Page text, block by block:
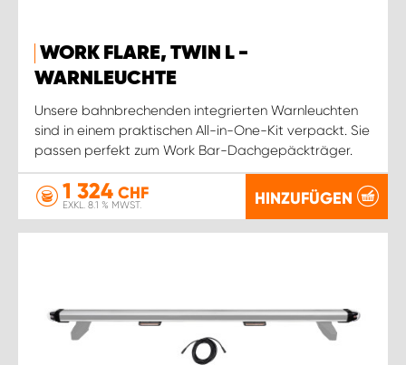
WORK FLARE, TWIN L -
WARNLEUCHTE
Unsere bahnbrechenden integrierten Warnleuchten
sind in einem praktischen All-in-One-Kit verpackt. Sie
passen perfekt zum Work Bar-Dachgepäckträger.
1 324 CHF
EXKL. 8.1 % MWST. HINZUFÜGEN